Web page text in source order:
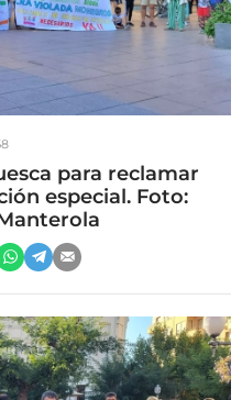
para reclamar
especial. Foto: